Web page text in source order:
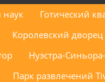
наук
Готический
Королевский
Нуэстра-
Парк развлечений